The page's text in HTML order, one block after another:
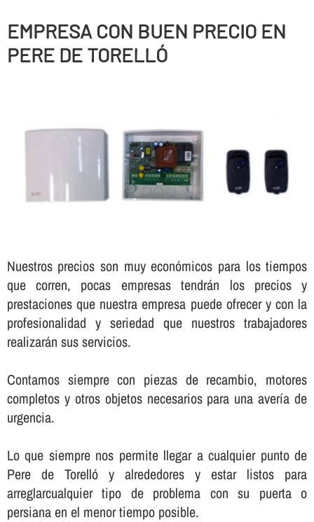
EMPRESA CON BUEN PRECIO EN
PERE DE TORELLÓ
Nuestros precios son muy económicos para los tiempos
que corren, pocas empresas tendrán los precios y
prestaciones que nuestra empresa puede ofrecer y con la
profesionalidad y seriedad que nuestros trabajadores
realizarán sus servicios.
Contamos siempre con piezas de recambio, motores
completos y otros objetos necesarios para una averí­a de
urgencia.
Lo que siempre nos permite llegar a cualquier punto de
Pere de Torelló y alrededores y estar listos para
arreglarcualquier tipo de problema con su puerta o
persiana en el menor tiempo posible.